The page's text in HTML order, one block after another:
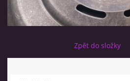
Zpět do složky